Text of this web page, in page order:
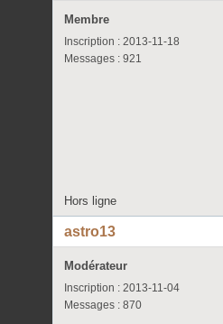
Membre
Inscription : 2013-11-18
Messages : 921
Hors ligne
astro13
Modérateur
Inscription : 2013-11-04
Messages : 870